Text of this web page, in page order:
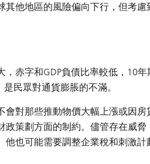
他地區的風險偏向下行，但考慮
赤字和GDP負債比率較低，10年
民眾對通貨膨脹的不滿。
對那些推動物價大幅上漲或因房
政策劃方面的制約。儘管存在威脅
也可能需要調整企業稅和刺激計